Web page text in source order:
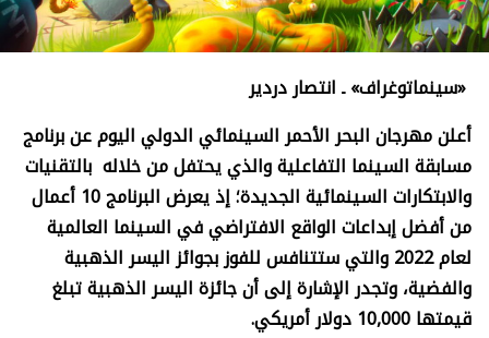
«سينماتوغراف» ـ انتصار دردير
أعلن مهرجان البحر الأحمر السينمائي الدولي اليوم عن برنامج
مسابقة السينما التفاعلية والذي يحتفل من خلاله بالتقنيات
والابتكارات السينمائية الجديدة؛ إذ يعرض البرنامج 10 أعمال
من أفضل إبداعات الواقع الافتراضي في السينما العالمية
لعام 2022 والتي ستتنافس للفوز بجوائز اليسر الذهبية
والفضية، وتجدر الإشارة إلى أن جائزة اليسر الذهبية تبلغ
قيمتها 10,000 دولار أمريكي.